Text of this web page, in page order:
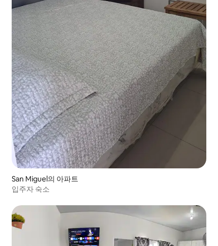
San Miguel의 아파트
입주자 숙소